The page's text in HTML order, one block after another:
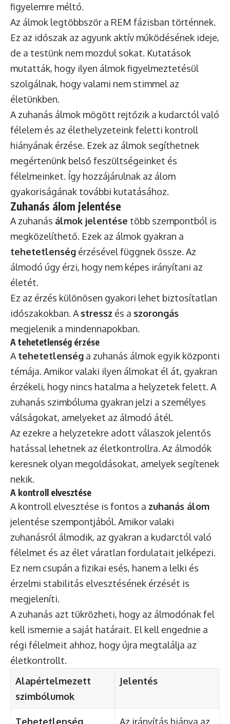
figyelemre méltó.
Az álmok legtöbbször a REM fázisban történnek.
Ez az időszak az agyunk aktív működésének ideje,
de a testünk nem mozdul sokat. Kutatások
mutatták, hogy ilyen álmok figyelmeztetésül
szolgálnak, hogy valami nem stimmel az
életünkben.
A zuhanás álmok mögött rejtőzik a kudarctól való
félelem és az élethelyzeteink feletti kontroll
hiányának érzése. Ezek az álmok segíthetnek
megértenünk belső feszültségeinket és
félelmeinket. Így hozzájárulnak az álom
gyakoriságának további kutatásához.
Zuhanás álom jelentése
A zuhanás álmok jelentése több szempontból is
megközelíthető. Ezek az álmok gyakran a
tehetetlenség érzésével függnek össze. Az
álmodó úgy érzi, hogy nem képes irányítani az
életét.
Ez az érzés különösen gyakori lehet biztosítatlan
időszakokban. A stressz és a szorongás
megjelenik a mindennapokban.
A tehetetlenség érzése
A tehetetlenség a zuhanás álmok egyik központi
témája. Amikor valaki ilyen álmokat él át, gyakran
érzékeli, hogy nincs hatalma a helyzetek felett. A
zuhanás szimbóluma gyakran jelzi a személyes
válságokat, amelyeket az álmodó átél.
Az ezekre a helyzetekre adott válaszok jelentős
hatással lehetnek az életkontrollra. Az álmodók
keresnek olyan megoldásokat, amelyek segítenek
nekik.
A kontroll elvesztése
A kontroll elvesztése is fontos a zuhanás álom
jelentése szempontjából. Amikor valaki
zuhanásról álmodik, az gyakran a kudarctól való
félelmet és az élet váratlan fordulatait jelképezi.
Ez nem csupán a fizikai esés, hanem a lelki és
érzelmi stabilitás elvesztésének érzését is
megjeleníti.
A zuhanás azt tükrözheti, hogy az álmodónak fel
kell ismernie a saját határait. El kell engednie a
régi félelmeit ahhoz, hogy újra megtalálja az
életkontrollt.
Alapértelmezett
szimbólumok
Jelentés
Tehetetlenség Az irányítás hiánya az